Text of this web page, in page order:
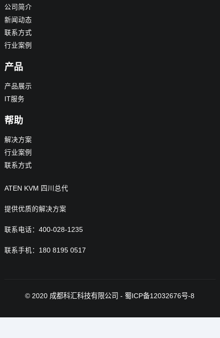
公司简介
新闻动态
联系方式
行业案例
产品
产品展示
IT服务
帮助
解决方案
行业案例
联系方式
ATEN KVM 四川总代
提供优质的解决方案
联系电话：400-028-1235
联系手机：180 8195 0517
© 2020 成都科汇科技有限公司 - 蜀ICP备12032676号-8